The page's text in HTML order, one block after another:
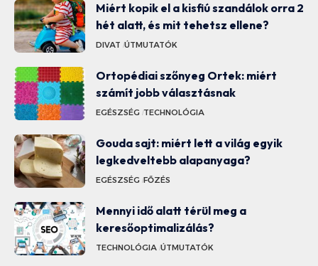
Miért kopik el a kisfiú szandálok orra 2
hét alatt, és mit tehetsz ellene?
DIVAT ÚTMUTATÓK
Ortopédiai szőnyeg Ortek: miért
számít jobb választásnak
EGÉSZSÉG TECHNOLÓGIA
Gouda sajt: miért lett a világ egyik
legkedveltebb alapanyaga?
EGÉSZSÉG FŐZÉS
Mennyi idő alatt térül meg a
keresőoptimalizálás?
TECHNOLÓGIA ÚTMUTATÓK